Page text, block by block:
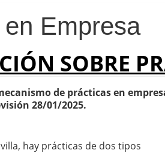
Empresa
SOBRE
de prácticas en
28/01/2025.
hay prácticas de dos tipos